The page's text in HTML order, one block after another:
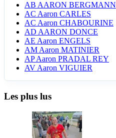
AB AARON BERGMANN
AC Aaron CARLES
AC Aaron CHABOURINE
AD AARON DONCE
AE Aaron ENGELS
AM Aaron MATINIER
AP Aaron PRADAL REY
AV Aaron VIGUIER
Les plus lus